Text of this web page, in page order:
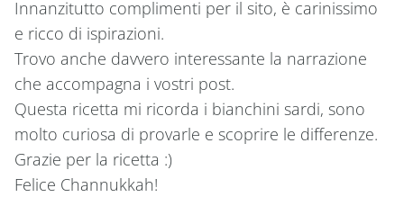
Innanzitutto complimenti per il sito, è carinissimo
e ricco di ispirazioni.
Trovo anche davvero interessante la narrazione
che accompagna i vostri post.
Questa ricetta mi ricorda i bianchini sardi, sono
molto curiosa di provarle e scoprire le differenze.
Grazie per la ricetta :)
Felice Channukkah!